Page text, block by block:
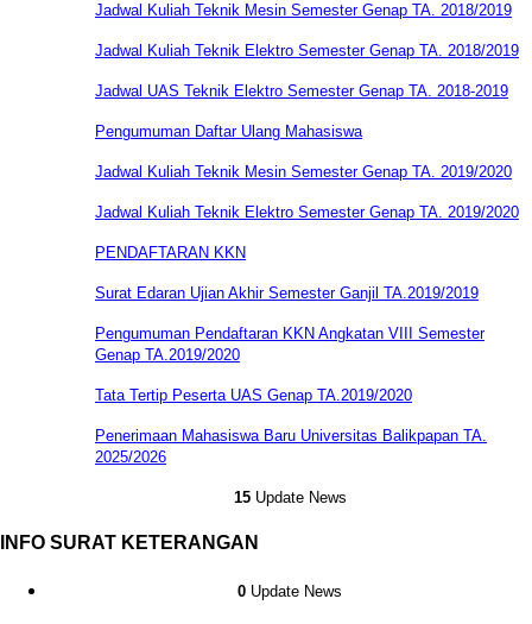
Jadwal Kuliah Teknik Mesin Semester Genap TA. 2018/2019
Jadwal Kuliah Teknik Elektro Semester Genap TA. 2018/2019
Jadwal UAS Teknik Elektro Semester Genap TA. 2018-2019
Pengumuman Daftar Ulang Mahasiswa
Jadwal Kuliah Teknik Mesin Semester Genap TA. 2019/2020
Jadwal Kuliah Teknik Elektro Semester Genap TA. 2019/2020
PENDAFTARAN KKN
Surat Edaran Ujian Akhir Semester Ganjil TA.2019/2019
Pengumuman Pendaftaran KKN Angkatan VIII Semester
Genap TA.2019/2020
Tata Tertip Peserta UAS Genap TA.2019/2020
Penerimaan Mahasiswa Baru Universitas Balikpapan TA.
2025/2026
15 Update News
INFO SURAT KETERANGAN
0 Update News